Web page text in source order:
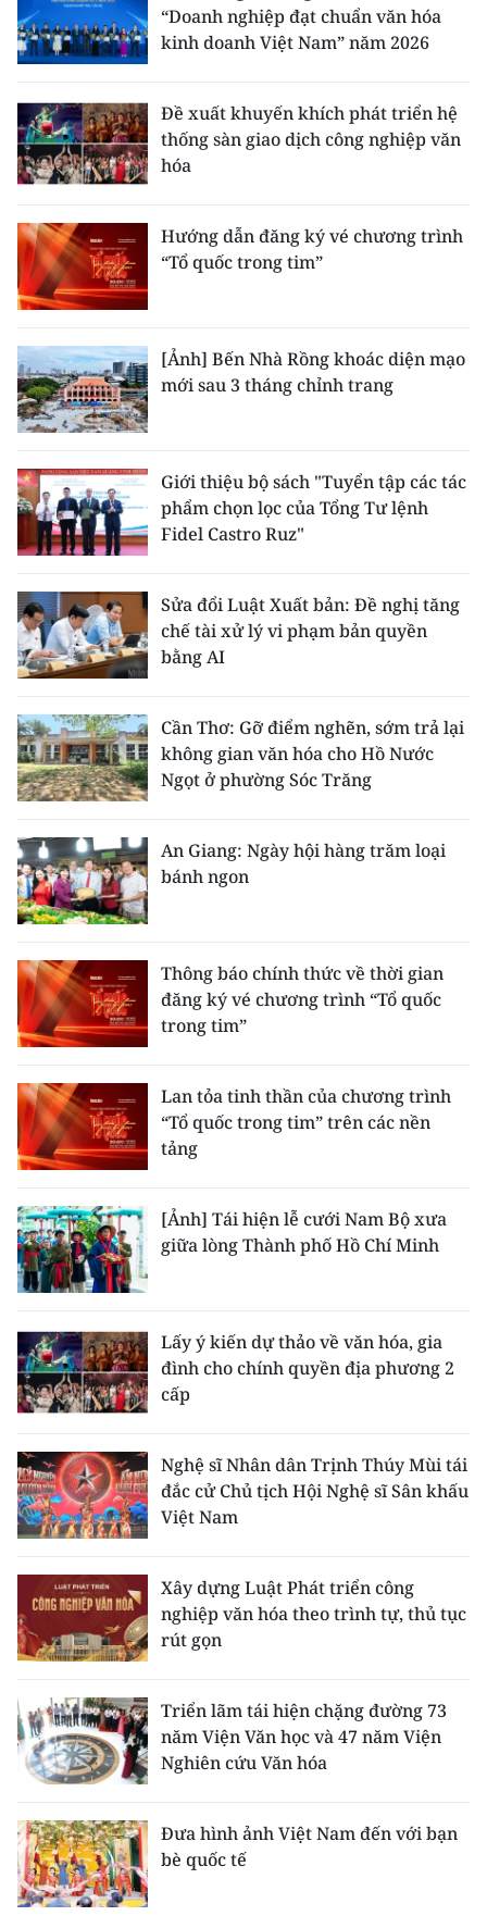
ENGLISH
中文
FRANÇAIS
РУССКИЙ
ESPAÑOL
한국어
“Doanh nghiệp đạt chuẩn văn hóa
kinh doanh Việt Nam” năm 2026
Đề xuất khuyến khích phát triển hệ
thống sàn giao dịch công nghiệp văn
hóa
Hướng dẫn đăng ký vé chương trình
“Tổ quốc trong tim”
[Ảnh] Bến Nhà Rồng khoác diện mạo
mới sau 3 tháng chỉnh trang
Giới thiệu bộ sách "Tuyển tập các tác
phẩm chọn lọc của Tổng Tư lệnh
Fidel Castro Ruz"
Sửa đổi Luật Xuất bản: Đề nghị tăng
chế tài xử lý vi phạm bản quyền
bằng AI
Cần Thơ: Gỡ điểm nghẽn, sớm trả lại
không gian văn hóa cho Hồ Nước
Ngọt ở phường Sóc Trăng
An Giang: Ngày hội hàng trăm loại
bánh ngon
Thông báo chính thức về thời gian
đăng ký vé chương trình “Tổ quốc
trong tim”
Lan tỏa tinh thần của chương trình
“Tổ quốc trong tim” trên các nền
tảng
[Ảnh] Tái hiện lễ cưới Nam Bộ xưa
giữa lòng Thành phố Hồ Chí Minh
Lấy ý kiến dự thảo về văn hóa, gia
đình cho chính quyền địa phương 2
cấp
Nghệ sĩ Nhân dân Trịnh Thúy Mùi tái
đắc cử Chủ tịch Hội Nghệ sĩ Sân khấu
Việt Nam
Xây dựng Luật Phát triển công
nghiệp văn hóa theo trình tự, thủ tục
rút gọn
Triển lãm tái hiện chặng đường 73
năm Viện Văn học và 47 năm Viện
Nghiên cứu Văn hóa
Đưa hình ảnh Việt Nam đến với bạn
bè quốc tế